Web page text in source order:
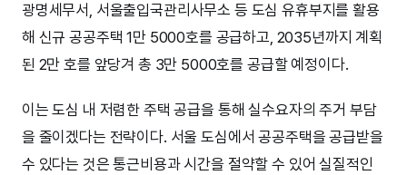
광명세무서, 서울출입국관리사무소 등 도심 유휴부지를 활용
해 신규 공공주택 1만 5000호를 공급하고, 2035년까지 계획
된 2만 호를 앞당겨 총 3만 5000호를 공급할 예정이다.
이는 도심 내 저렴한 주택 공급을 통해 실수요자의 주거 부담
을 줄이겠다는 전략이다. 서울 도심에서 공공주택을 공급받을
수 있다는 것은 통근비용과 시간을 절약할 수 있어 실질적인